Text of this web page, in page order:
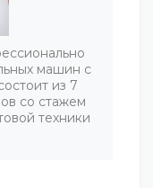
машин с
из 7
со стажем
техники